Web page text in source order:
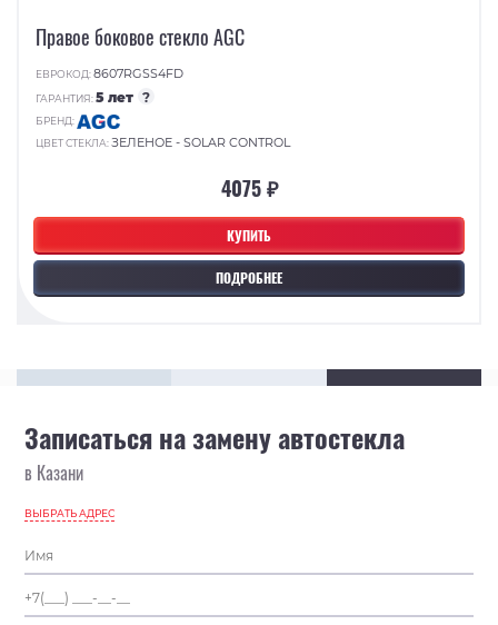
КУПИТЬ
ПОДРОБНЕЕ
Правое боковое стекло AGC
ЕВРОКОД:8607RGSS4FD
ГАРАНТИЯ:5 лет ?
БРЕНД:
ЦВЕТ СТЕКЛА:ЗЕЛЕНОЕ - SOLAR CONTROL
4075 ₽
Записаться на замену автостекла
в Казани
ВЫБРАТЬ АДРЕС